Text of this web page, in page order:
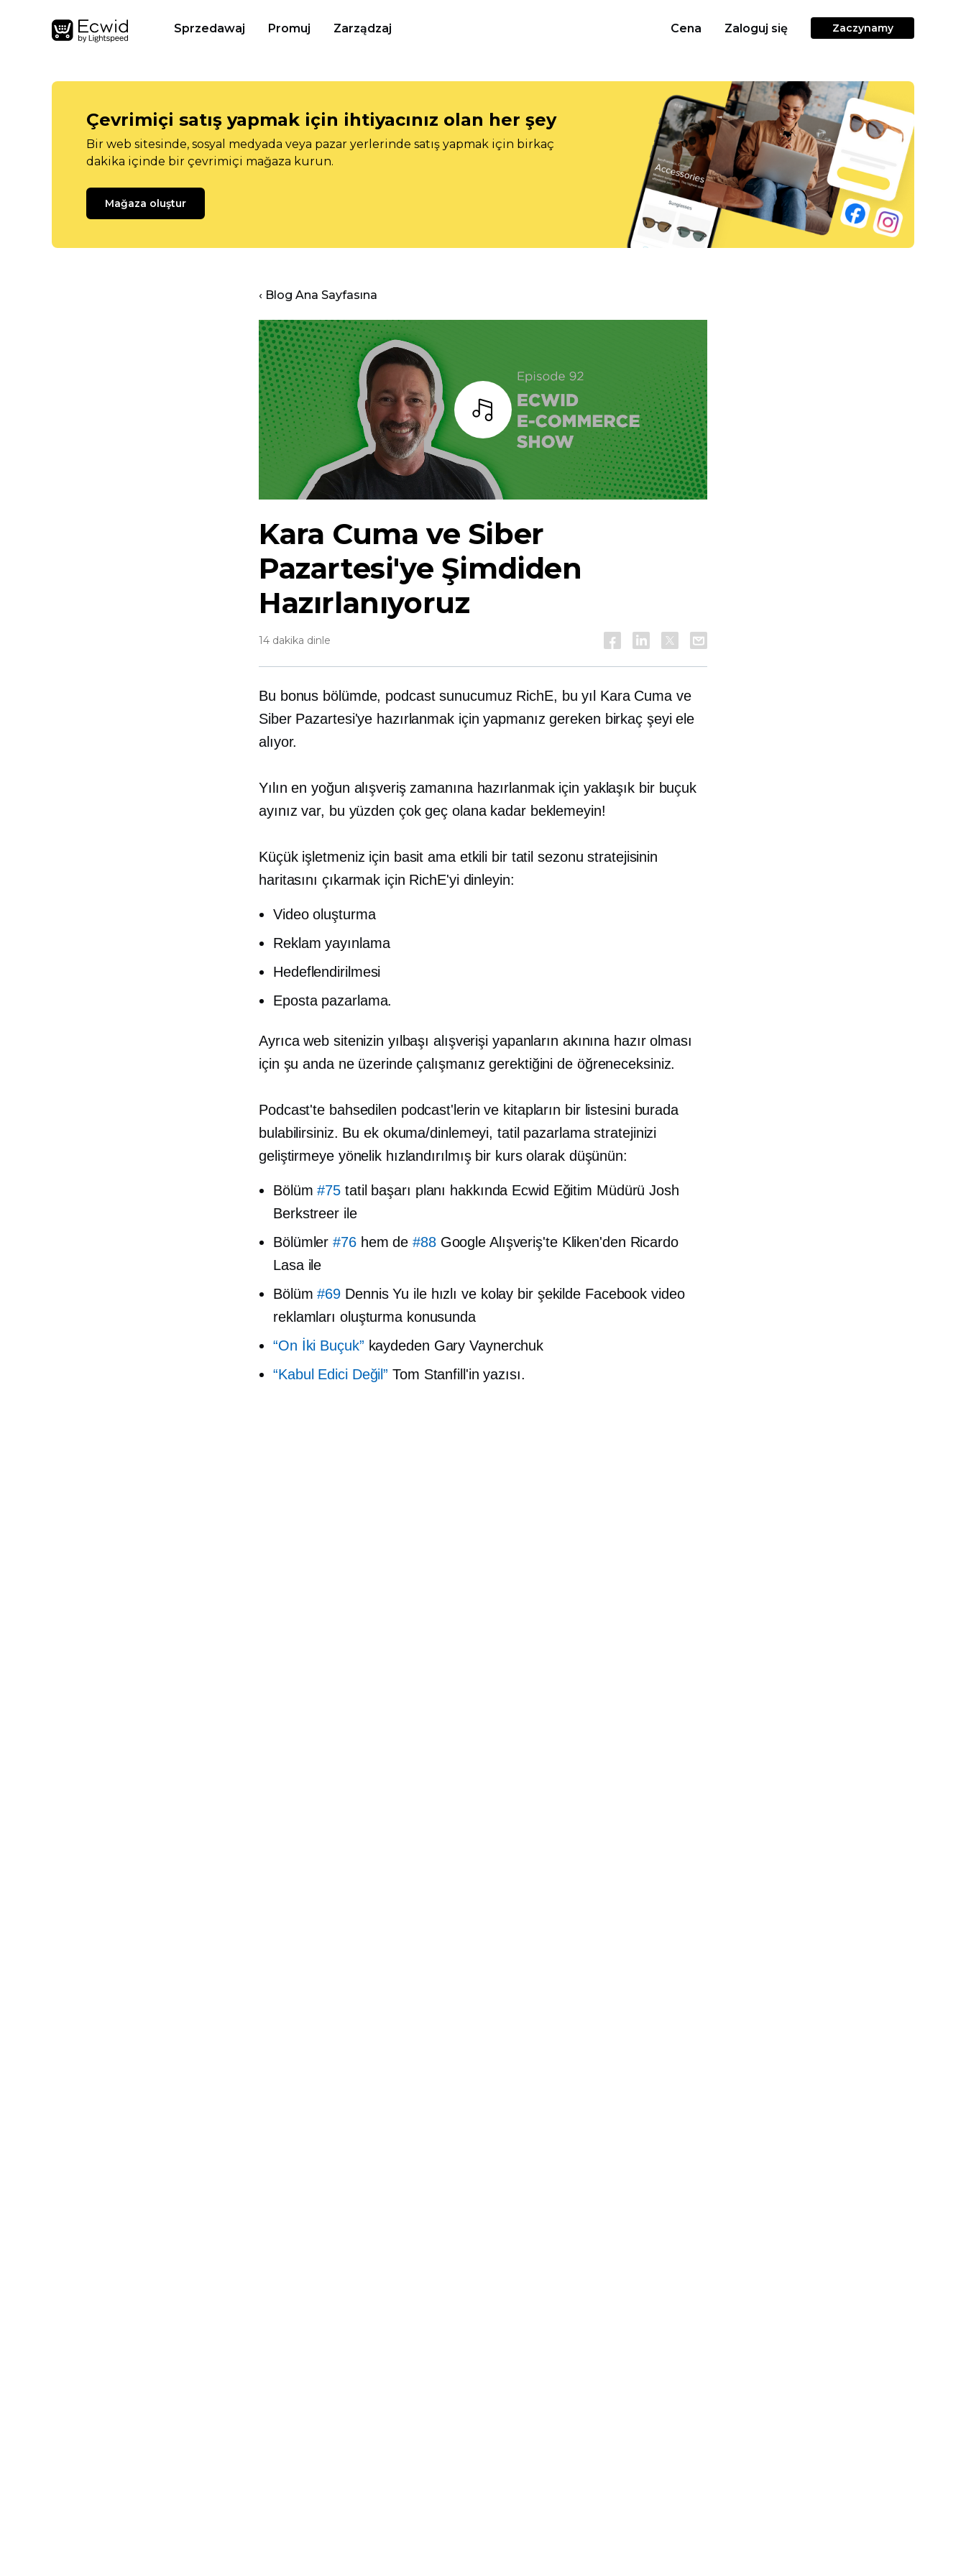
Sprzedawaj Promuj Zarządzaj Cena Zaloguj się Zaczynamy
Çevrimiçi satış yapmak için ihtiyacınız olan her şey
Bir web sitesinde, sosyal medyada veya pazar yerlerinde satış yapmak için birkaç
dakika içinde bir çevrimiçi mağaza kurun.
Mağaza oluştur
‹ Blog Ana Sayfasına
dinlemek
Kara Cuma ve Siber
Pazartesi'ye Şimdiden
Hazırlanıyoruz
14 dakika dinle
Bu bonus bölümde, podcast sunucumuz RichE, bu yıl Kara Cuma ve
Siber Pazartesi'ye hazırlanmak için yapmanız gereken birkaç şeyi ele
alıyor.
Yılın en yoğun alışveriş zamanına hazırlanmak için yaklaşık bir buçuk
ayınız var, bu yüzden çok geç olana kadar beklemeyin!
Küçük işletmeniz için basit ama etkili bir tatil sezonu stratejisinin
haritasını çıkarmak için RichE'yi dinleyin:
Video oluşturma
Reklam yayınlama
Hedeflendirilmesi
Eposta pazarlama.
Ayrıca web sitenizin yılbaşı alışverişi yapanların akınına hazır olması
için şu anda ne üzerinde çalışmanız gerektiğini de öğreneceksiniz.
Podcast'te bahsedilen podcast'lerin ve kitapların bir listesini burada
bulabilirsiniz. Bu ek okuma/dinlemeyi, tatil pazarlama stratejinizi
geliştirmeye yönelik hızlandırılmış bir kurs olarak düşünün:
Bölüm#75 tatil başarı planı hakkında Ecwid Eğitim Müdürü Josh
Berkstreer ile
Bölümler#76hem de#88Google Alışveriş'te Kliken'den Ricardo
Lasa ile
Bölüm#69 Dennis Yu ile hızlı ve kolay bir şekilde Facebook video
reklamları oluşturma konusunda
“On İki Buçuk” kaydeden Gary Vaynerchuk
“Kabul Edici Değil” Tom Stanfill'in yazısı.